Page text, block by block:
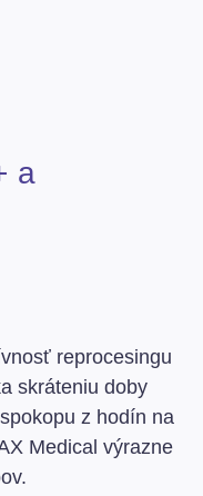
a
reprocesingu
skráteniu doby
z hodín na
Medical výrazne